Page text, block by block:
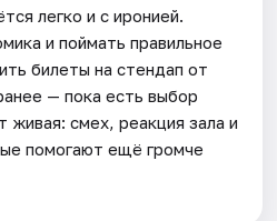
легко и с иронией.
и поймать правильное
билеты на стендап от
— пока есть выбор
смех, реакция зала и
помогают ещё громче